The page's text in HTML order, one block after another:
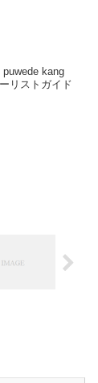
kang
リストガイド